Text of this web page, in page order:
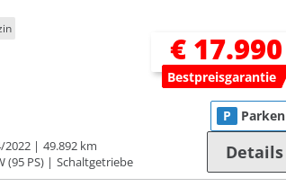
€ 17.990
Bestpreisgarantie
2022
49.892 km
(95 PS)
Schaltgetriebe
P Parken
Details